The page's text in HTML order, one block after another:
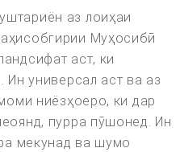
аз лоиҳаи
Муҳосибӣ
аст, ки
Ин универсал аст ва аз
ниёзҳоеро, ки дар
пурра пӯшонед. Ин
мекунад ва шумо